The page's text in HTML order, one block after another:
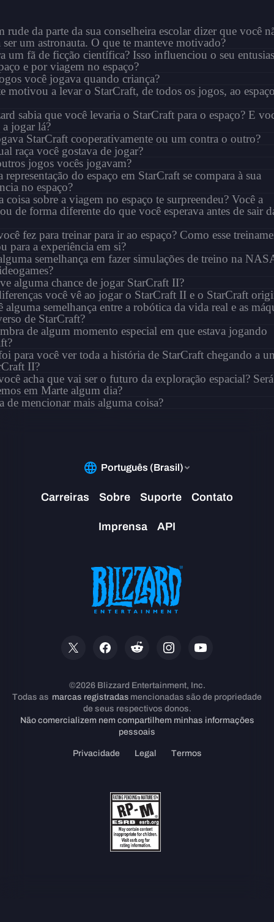
rude da parte da sua conselheira escolar dizer que você
ser um astronauta. O que te manteve motivado?
um fã de ficção científica? Isso influenciou o seu
e por viagem no espaço?
você jogava quando criança?
motivou a levar o StarCraft, de todos os jogos, ao
sabia que você levaria o StarCraft para o espaço? E
jogar lá?
StarCraft cooperativamente ou um contra o outro?
raça você gostava de jogar?
jogos vocês jogavam?
representação do espaço em StarCraft se compara à sua
no espaço?
coisa sobre a viagem no espaço te surpreendeu? Você a
de forma diferente do que você esperava antes de sair
fez para treinar para ir ao espaço? Como esse
para a experiência em si?
semelhança em fazer simulações de treino na
alguma chance de jogar StarCraft II?
você vê ao jogar o StarCraft II e o StarCraft
alguma semelhança entre a robótica da vida real e as
de StarCraft?
de algum momento especial em que estava jogando
para você ver toda a história de StarCraft chegando a
II?
acha que vai ser o futuro da exploração espacial?
em Marte algum dia?
de mencionar mais alguma coisa?